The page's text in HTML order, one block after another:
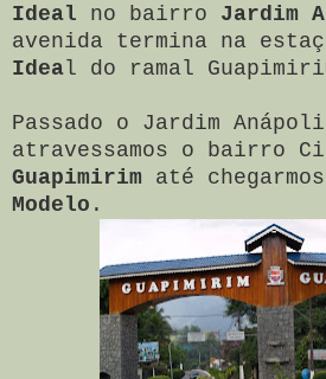
Ideal no bairro Jardim
avenida termina na
Ideal do ramal
Passado o Jardim
atravessamos o bairro
Guapimirim até
Modelo .